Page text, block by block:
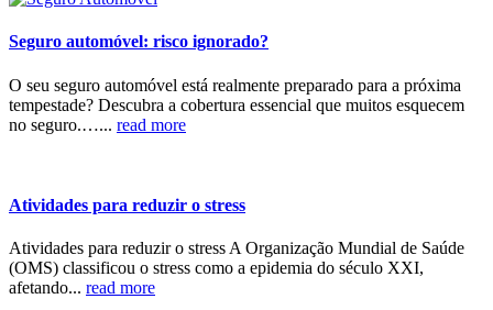
Seguro automóvel: risco ignorado?
O seu seguro automóvel está realmente preparado para a próxima
tempestade? Descubra a cobertura essencial que muitos esquecem
no seguro.…... read more
Atividades para reduzir o stress
Atividades para reduzir o stress A Organização Mundial de Saúde
(OMS) classificou o stress como a epidemia do século XXI,
afetando... read more